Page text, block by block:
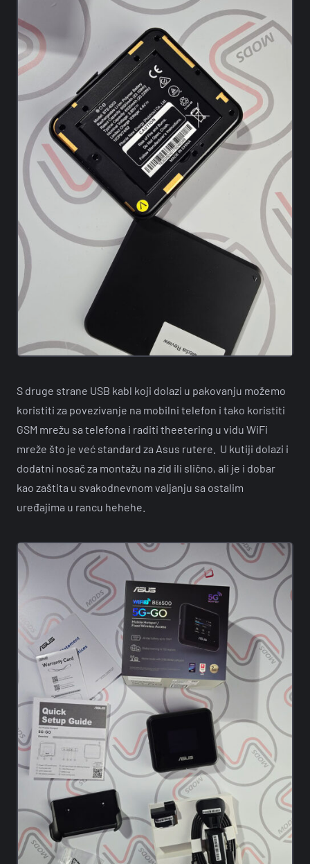
S druge strane USB kabl koji dolazi u pakovanju možemo
koristiti za povezivanje na mobilni telefon i tako koristiti
GSM mrežu sa telefona i raditi theetering u vidu WiFi
mreže što je već standard za Asus rutere. U kutiji dolazi i
dodatni nosač za montažu na zid ili slično, ali je i dobar
kao zaštita u svakodnevnom valjanju sa ostalim
uređajima u rancu hehehe.